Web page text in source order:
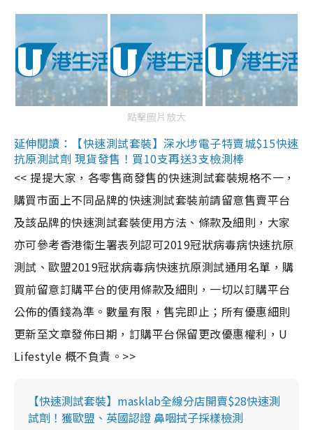
點擊圖片放大
延伸閱讀：【快速測試套裝】深水埗電子特賣城$15快速
抗原測試劑 現貨發售！買10支再送3支檢測棒
<< 提提大家，各零售商發售的快速測試套裝規格不一，
購買市面上不同品牌的快速測試套裝前請留意售賣平台
及該品牌的快速測試套裝使用方法、條款及細則，大家
亦可參考香港衞生署表列認可2019冠狀病毒病快速抗原
測試、歐盟2019冠狀病毒病快速抗原測試通用名單，購
買前留意訂購平台的使用條款及細則，一切以訂購平台
公佈的價錢為準。數量有限，售完即止；所有優惠細則
更新至文章發佈日期，訂購平台保留更改優惠權利，U
Lifestyle 概不負責。>>
【快速測試套裝】masklab全線分店開賣$28快速測
試劑！獲歐盟、英國認證 鼻咽拭子採樣檢測